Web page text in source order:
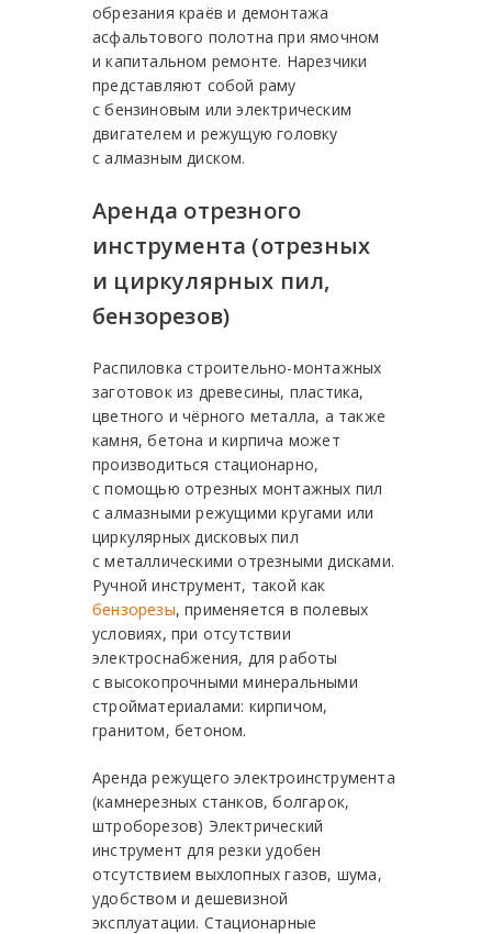
обрезания краёв и демонтажа
асфальтового полотна при ямочном
и капитальном ремонте. Нарезчики
представляют собой раму
с бензиновым или электрическим
двигателем и режущую головку
с алмазным диском.
Аренда отрезного
инструмента (отрезных
и циркулярных пил,
бензорезов)
Распиловка строительно-монтажных
заготовок из древесины, пластика,
цветного и чёрного металла, а также
камня, бетона и кирпича может
производиться стационарно,
с помощью отрезных монтажных пил
с алмазными режущими кругами или
циркулярных дисковых пил
с металлическими отрезными дисками.
Ручной инструмент, такой как
бензорезы, применяется в полевых
условиях, при отсутствии
электроснабжения, для работы
с высокопрочными минеральными
стройматериалами: кирпичом,
гранитом, бетоном.
Аренда режущего электроинструмента
(камнерезных станков, болгарок,
штроборезов) Электрический
инструмент для резки удобен
отсутствием выхлопных газов, шума,
удобством и дешевизной
эксплуатации. Стационарные